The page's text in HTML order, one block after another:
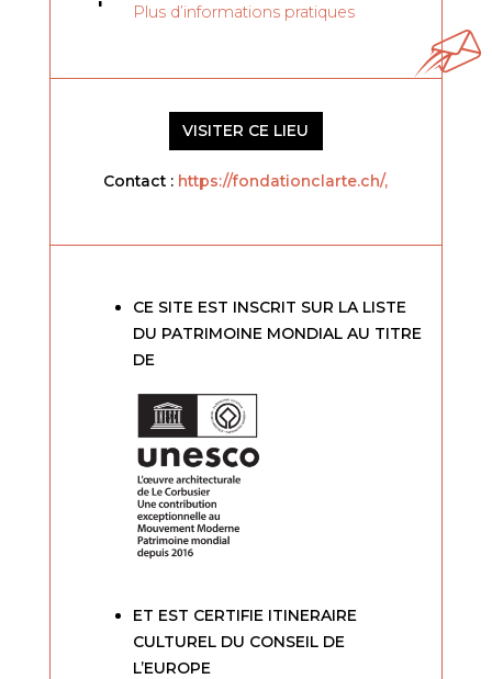
Plus d’informations pratiques
VISITER CE LIEU
Contact : https://fondationclarte.ch/,
CE SITE EST INSCRIT SUR LA LISTE
DU PATRIMOINE MONDIAL AU TITRE
DE
ET EST CERTIFIE ITINERAIRE
CULTUREL DU CONSEIL DE
L’EUROPE